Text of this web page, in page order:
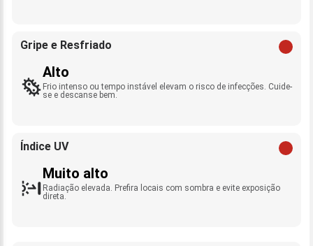
Gripe e Resfriado
Alto
Frio intenso ou tempo instável elevam o risco de infecções. Cuide-
se e descanse bem.
Índice UV
Muito alto
Radiação elevada. Prefira locais com sombra e evite exposição
direta.